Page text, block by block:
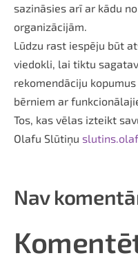
sazināsies arī ar kādu
organizācijām.
Lūdzu rast iespēju būt
viedokli, lai tiktu
rekomendāciju
bērniem ar
Tos, kas vēlas izteikt
Olafu Slūtiņu
Nav